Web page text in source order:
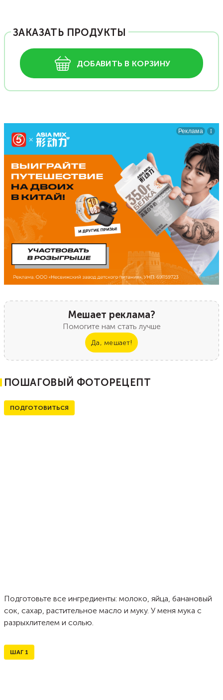
ЗАКАЗАТЬ ПРОДУКТЫ
ДОБАВИТЬ В КОРЗИНУ
Мешает реклама?
Помогите нам стать лучше
Да, мешает!
ПОШАГОВЫЙ ФОТОРЕЦЕПТ
ПОДГОТОВИТЬСЯ
Подготовьте все ингредиенты: молоко, яйца, банановый
сок, сахар, растительное масло и муку. У меня мука с
разрыхлителем и солью.
ШАГ 1